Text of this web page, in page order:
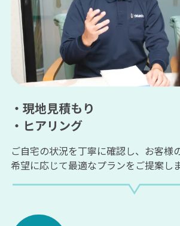
・現地見積もり
・ヒアリング
ご自宅の状況を丁寧に確認し、お客様
希望に応じて最適なプランをご提案しま